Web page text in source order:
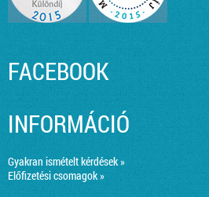
FACEBOOK
INFORMÁCIÓ
Gyakran ismételt kérdések »
Előfizetési csomagok »